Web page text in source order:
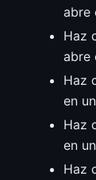
abre
Haz
abre
Haz
en
Haz
en
Haz